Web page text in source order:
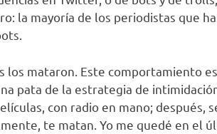
la mayoría de los periodistas que
los mataron. Este comportamiento
pata de la estrategia de
con radio en mano; después,
te matan. Yo me quedé en el